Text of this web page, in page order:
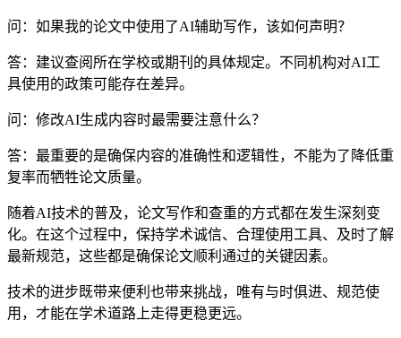
问：如果我的论文中使用了AI辅助写作，该如何声明？
答：建议查阅所在学校或期刊的具体规定。不同机构对AI工
具使用的政策可能存在差异。
问：修改AI生成内容时最需要注意什么？
答：最重要的是确保内容的准确性和逻辑性，不能为了降低重
复率而牺牲论文质量。
随着AI技术的普及，论文写作和查重的方式都在发生深刻变
化。在这个过程中，保持学术诚信、合理使用工具、及时了解
最新规范，这些都是确保论文顺利通过的关键因素。
技术的进步既带来便利也带来挑战，唯有与时俱进、规范使
用，才能在学术道路上走得更稳更远。